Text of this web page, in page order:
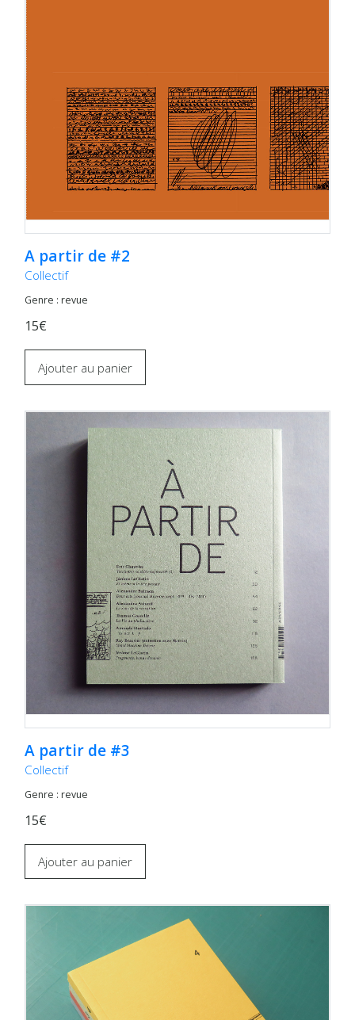
A partir de #2
Collectif
Genre : revue
15€
Ajouter au panier
A partir de #3
Collectif
Genre : revue
15€
Ajouter au panier